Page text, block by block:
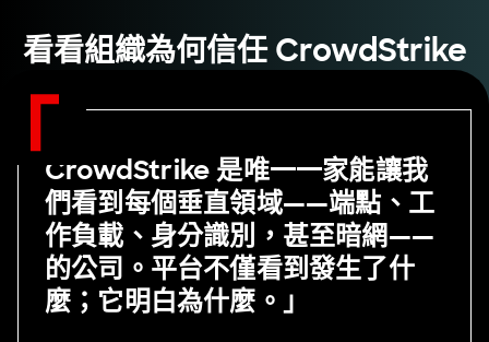
看看組織為何信任 CrowdStrike
CrowdStrike 是唯一一家能讓我
們看到每個垂直領域——端點、工
作負載、身分識別，甚至暗網——
的公司。平台不僅看到發生了什
麼；它明白為什麼。」